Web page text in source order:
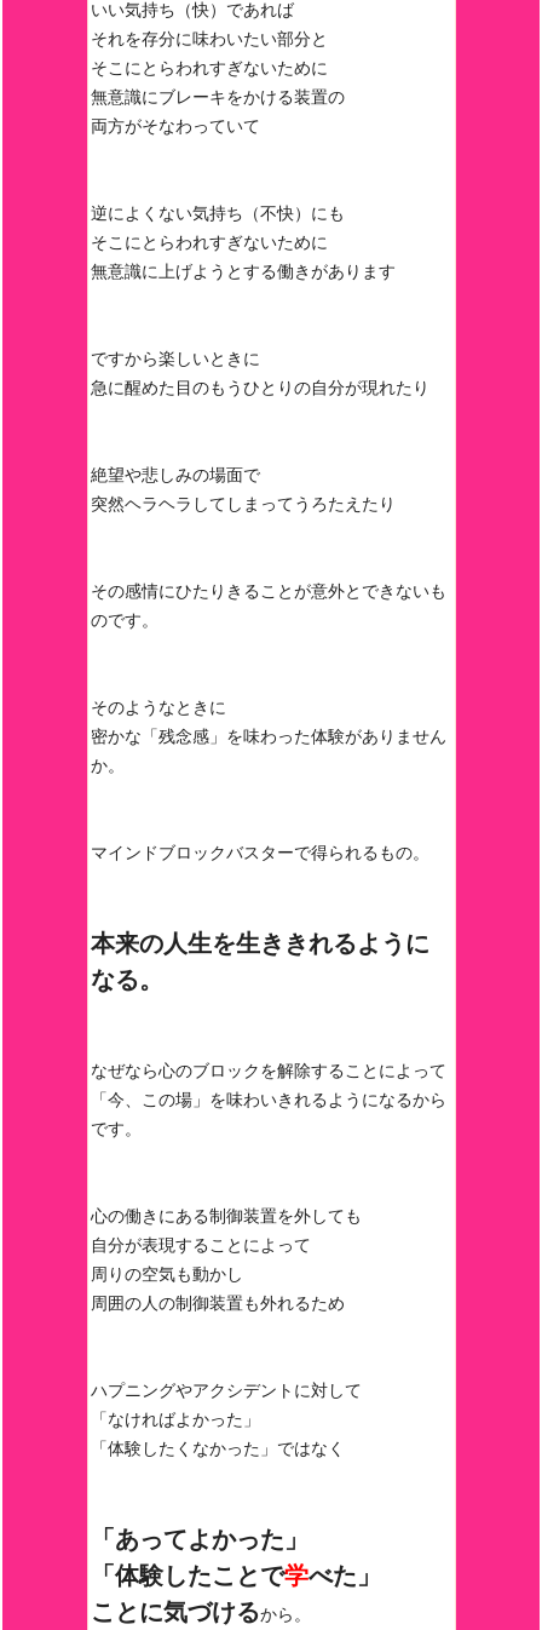
いい気持ち（快）であれば
それを存分に味わいたい部分と
そこにとらわれすぎないために
無意識にブレーキをかける装置の
両方がそなわっていて
逆によくない気持ち（不快）にも
そこにとらわれすぎないために
無意識に上げようとする働きがあります
ですから楽しいときに
急に醒めた目のもうひとりの自分が現れたり
絶望や悲しみの場面で
突然ヘラヘラしてしまってうろたえたり
その感情にひたりきることが意外とできないも
のです。
そのようなときに
密かな「残念感」を味わった体験がありません
か。
マインドブロックバスターで得られるもの。
本来の人生を生ききれるように
なる。
なぜなら心のブロックを解除することによって
「今、この場」を味わいきれるようになるから
です。
心の働きにある制御装置を外しても
自分が表現することによって
周りの空気も動かし
周囲の人の制御装置も外れるため
ハプニングやアクシデントに対して
「なければよかった」
「体験したくなかった」ではなく
「あってよかった」
「体験したことで学べた」
ことに気づけるから。